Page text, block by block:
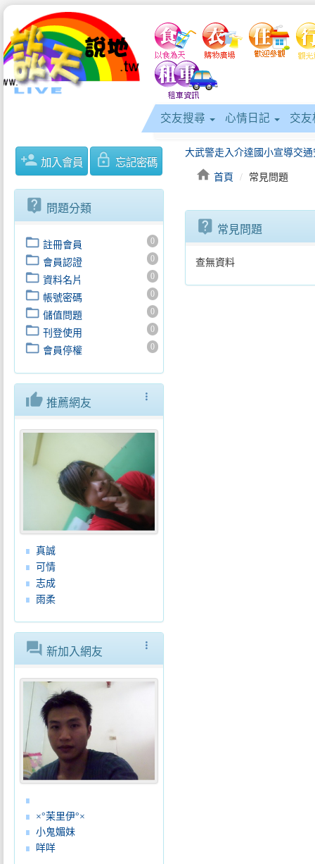
交友搜尋 心情日記 交
person_add 加入會員 lock_outline 忘記密碼
live_help 問題分類
folder_open 註冊會員 0
folder_open 會員認證 0
folder_open 資料名片 0
folder_open 帳號密碼 0
folder_open 儲值問題 0
folder_open 刊登使用 0
folder_open 會員停權 0
more_vert
thumb_up 推薦網友
真誠
可情
志成
雨柔
more_vert
forum 新加入網友
×°茉里伊°×
小鬼媚妹
咩咩
home 首頁 常見問題
live_help 常見問題
查無資料